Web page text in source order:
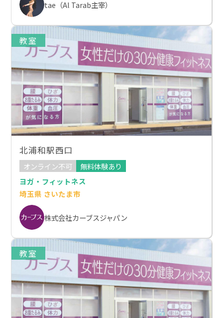
tae（Al Tarab主宰）
教室
北浦和駅西口
オンライン不可
無料体験あり
ヨガ・フィットネス
埼玉県 さいたま市
株式会社カーブスジャパン
教室